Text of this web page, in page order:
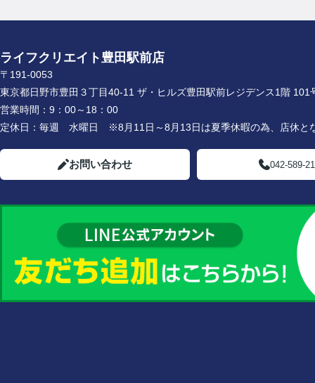
ライフクリエイト豊田駅前店
〒191-0053
東京都日野市豊田３丁目40-11 ザ・ヒルズ豊田駅前レジデンス1階 101
営業時間： 9：00～18：00
定休日： 毎週 水曜日 ※8月11日～8月13日は夏季休暇の為、店休と
お問い合わせ 042-589-